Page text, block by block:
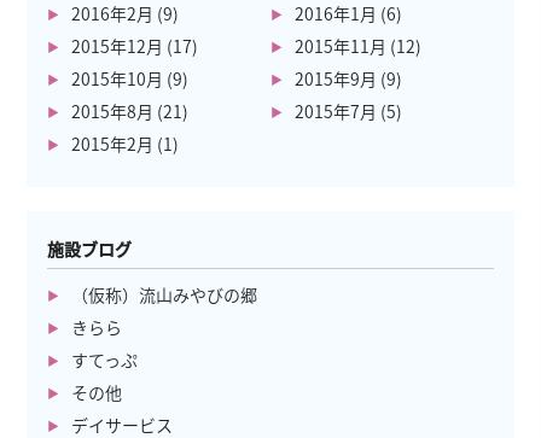
2016年2月 (9) 2016年1月 (6)
2015年12月 (17) 2015年11月 (12)
2015年10月 (9) 2015年9月 (9)
2015年8月 (21) 2015年7月 (5)
2015年2月 (1)
施設ブログ
（仮称）流山みやびの郷
きらら
すてっぷ
その他
デイサービス